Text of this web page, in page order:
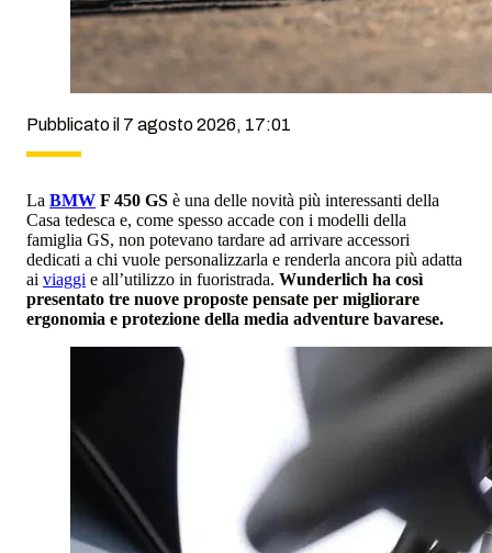
Pubblicato il 7 agosto 2026, 17:01
La BMW F 450 GS è una delle novità più interessanti della
Casa tedesca e, come spesso accade con i modelli della
famiglia GS, non potevano tardare ad arrivare accessori
dedicati a chi vuole personalizzarla e renderla ancora più adatta
ai viaggi e all’utilizzo in fuoristrada. Wunderlich ha così
presentato tre nuove proposte pensate per migliorare
ergonomia e protezione della media adventure bavarese.